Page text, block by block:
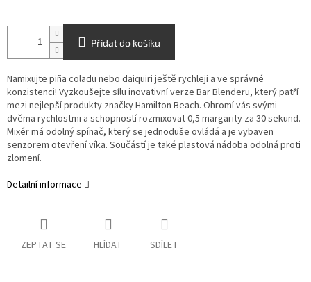
Přidat do košíku
Namixujte piña coladu nebo daiquiri ještě rychleji a ve správné
konzistenci! Vyzkoušejte sílu inovativní verze Bar Blenderu, který patří
mezi nejlepší produkty značky Hamilton Beach. Ohromí vás svými
dvěma rychlostmi a schopností rozmixovat 0,5 margarity za 30 sekund.
Mixér má odolný spínač, který se jednoduše ovládá a je vybaven
senzorem otevření víka. Součástí je také plastová nádoba odolná proti
zlomení.
Detailní informace
ZEPTAT SE HLÍDAT SDÍLET